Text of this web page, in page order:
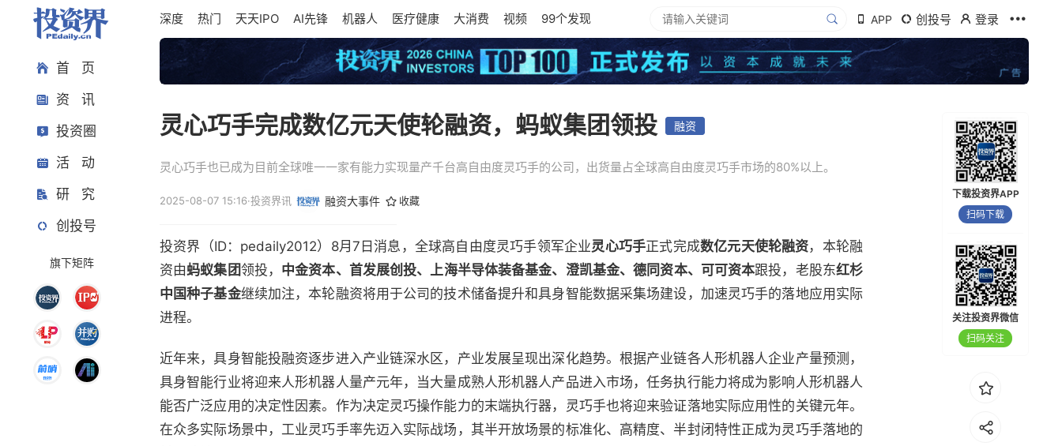
首 页
资 讯
投资圈
活 动
研 究
创投号
旗下矩阵
深度 热门 天天IPO AI先锋 机器人 医疗健康 大消费 视频 99个发现 APP 创投号 登录
灵心巧手完成数亿元天使轮融资，蚂蚁集团领投 融资
灵心巧手也已成为目前全球唯一一家有能力实现量产千台高自由度灵巧手的公司，出货量占全球高自由度灵巧手市场的80%以上。
2025-08-07 15:16·投资界讯 融资大事件 收藏
投资界（ID：pedaily2012）8月7日消息，全球高自由度灵巧手领军企业灵心巧手正式完成数亿元天使轮融资，本轮融
资由蚂蚁集团领投， 中金资本、首发展创投、上海半导体装备基金、澄凯基金、德同资本、可可资本跟投，老股东红杉
中国种子基金继续加注，本轮融资将用于公司的技术储备提升和具身智能数据采集场建设，加速灵巧手的落地应用实际
进程。
近年来，具身智能投融资逐步进入产业链深水区，产业发展呈现出深化趋势。根据产业链各人形机器人企业产量预测，
具身智能行业将迎来人形机器人量产元年，当大量成熟人形机器人产品进入市场，任务执行能力将成为影响人形机器人
能否广泛应用的决定性因素。作为决定灵巧操作能力的末端执行器，灵巧手也将迎来验证落地实际应用性的关键元年。
在众多实际场景中，工业灵巧手率先迈入实际战场，其半开放场景的标准化、高精度、半封闭特性正成为灵巧手落地的
下载投资界APP
扫码下载
关注投资界微信
扫码关注